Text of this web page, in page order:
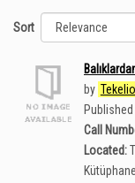
Sort
by
Call
Located: